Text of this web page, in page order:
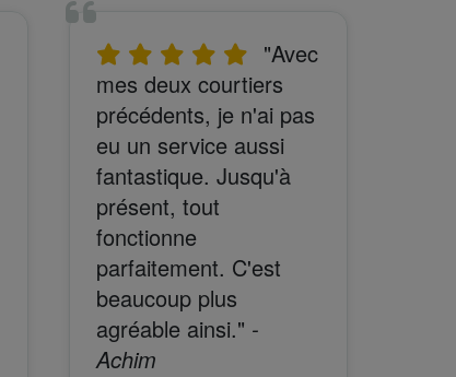
"Avec
mes deux courtiers
précédents, je n'ai pas
eu un service aussi
fantastique. Jusqu'à
présent, tout
fonctionne
parfaitement. C'est
beaucoup plus
agréable ainsi." -
Achim